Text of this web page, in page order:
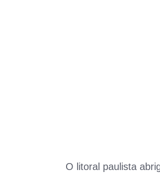
O litoral paulista